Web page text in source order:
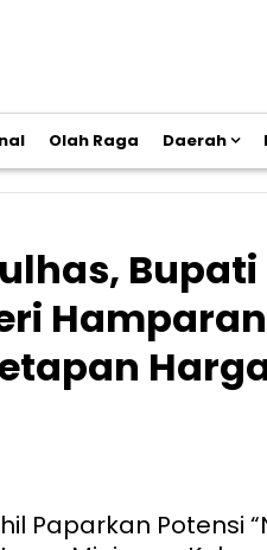
Olah Raga Daerah